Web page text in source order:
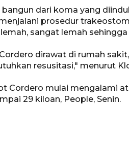
bangun dari koma yang
prosedur
sangat lemah
dirawat di rumah
resusitasi," menurut
Cordero mulai mengalami
29 kiloan, People, Senin.